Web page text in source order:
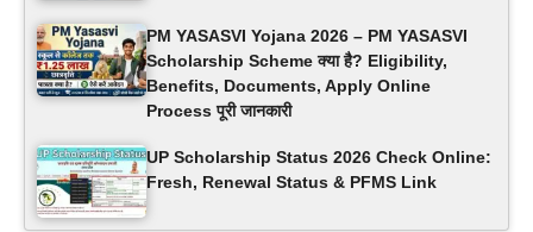
PM YASASVI Yojana 2026 – PM YASASVI
Scholarship Scheme क्या है? Eligibility,
Benefits, Documents, Apply Online
Process पूरी जानकारी
UP Scholarship Status 2026 Check Online:
Fresh, Renewal Status & PFMS Link